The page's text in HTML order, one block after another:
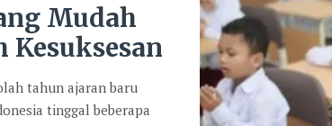
Mudah
tahun ajaran baru
tinggal beberapa